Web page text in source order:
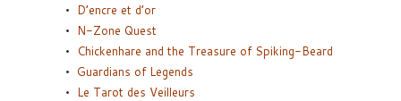
D’encre et d’or
N-Zone Quest
Chickenhare and the Treasure of Spiking-Beard
Guardians of Legends
Le Tarot des Veilleurs